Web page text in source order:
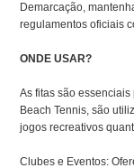
Demarcação,
regulamentos oficiais
ONDE USAR?
As fitas são
Beach Tennis, são
jogos recreativos
Clubes e Eventos: